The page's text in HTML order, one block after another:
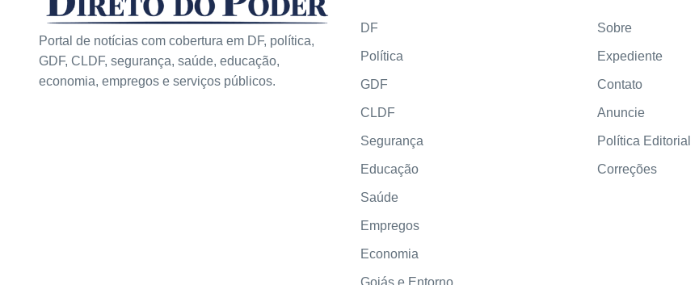
Portal de notícias com cobertura em DF, política,
GDF, CLDF, segurança, saúde, educação,
economia, empregos e serviços públicos.
DF
Política
GDF
CLDF
Segurança
Educação
Saúde
Empregos
Economia
Goiás e Entorno
Sobre
Expediente
Contato
Anuncie
Política Editorial
Correções